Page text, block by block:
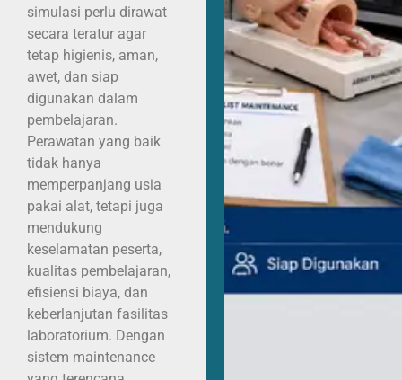
simulasi perlu dirawat
secara teratur agar
tetap higienis, aman,
awet, dan siap
digunakan dalam
pembelajaran.
Perawatan yang baik
tidak hanya
memperpanjang usia
pakai alat, tetapi juga
mendukung
keselamatan peserta,
kualitas pembelajaran,
efisiensi biaya, dan
keberlanjutan fasilitas
laboratorium. Dengan
sistem maintenance